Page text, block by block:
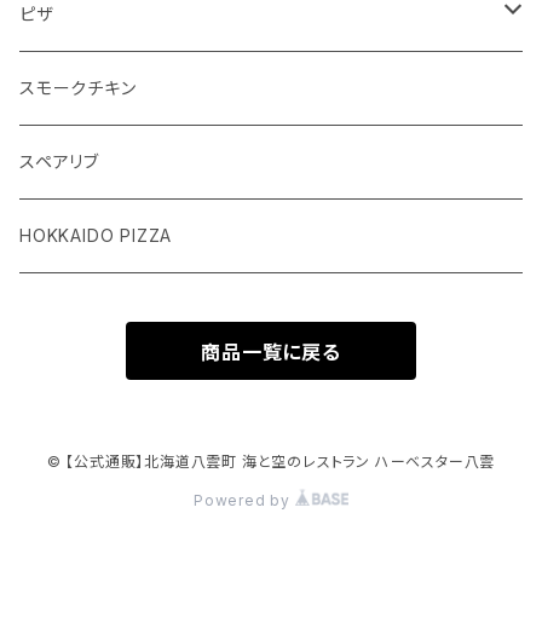
ピザ
マルゲリータ
シーフード
スモークチキン
スペアリブ
HOKKAIDO PIZZA
商品一覧に戻る
© 【公式通販】北海道八雲町 海と空のレストラン ハーベスター八雲
Powered by